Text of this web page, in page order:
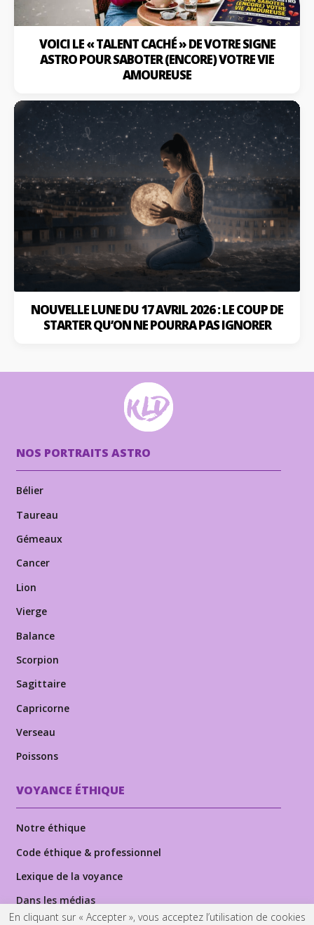
VOICI LE « TALENT CACHÉ » DE VOTRE SIGNE
ASTRO POUR SABOTER (ENCORE) VOTRE VIE
AMOUREUSE
NOUVELLE LUNE DU 17 AVRIL 2026 : LE COUP DE
STARTER QU’ON NE POURRA PAS IGNORER
NOS PORTRAITS ASTRO
Bélier
Taureau
Gémeaux
Cancer
Lion
Vierge
Balance
Scorpion
Sagittaire
Capricorne
Verseau
Poissons
VOYANCE ÉTHIQUE
Notre éthique
Code éthique & professionnel
Lexique de la voyance
Dans les médias
En cliquant sur « Accepter », vous acceptez l’utilisation de cookies